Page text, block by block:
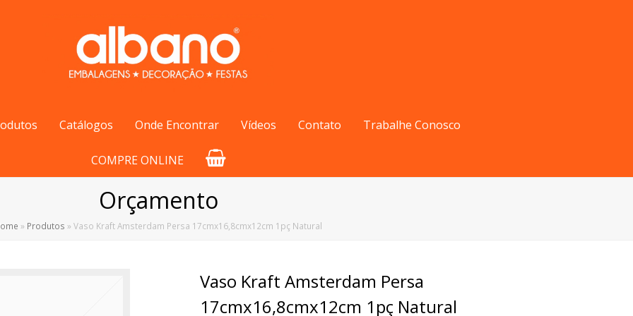
Catálogos Onde Encontrar Vídeos Contato Trabalhe Conosco
COMPRE ONLINE
Orçamento
» Produtos » Vaso Kraft Amsterdam Persa 17cmx16,8cmx12cm 1pç Natural
Vaso Kraft Amsterdam Persa
17cmx16,8cmx12cm 1pç Natural